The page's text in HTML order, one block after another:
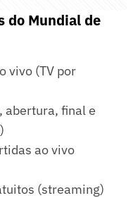
do Mundial de
vivo (TV por
abertura, final e
ao vivo
(streaming)